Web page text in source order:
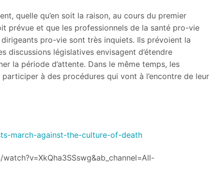
quelle qu’en soit la raison, au cours du premier
prévue et que les professionnels de la santé pro-vie
pro-vie sont très inquiets. Ils prévoient la
discussions législatives envisagent d’étendre
la période d’attente. Dans le même temps, les
à des procédures qui vont à l’encontre de leur
march-against-the-culture-of-death